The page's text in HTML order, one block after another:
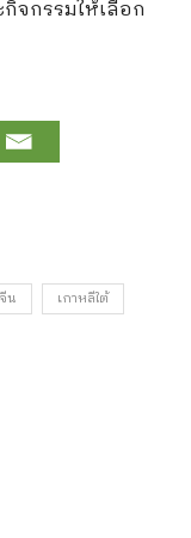
จกรรมให้เลือก
น เกาหลีใต้